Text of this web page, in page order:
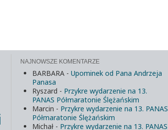
NAJNOWSZE KOMENTARZE
BARBARA - Upominek od Pana Andrzeja
Panasa
Ryszard - Przykre wydarzenie na 13.
PANAS Półmaratonie Ślężańskim
Marcin - Przykre wydarzenie na 13. PANAS
Półmaratonie Ślężańskim
Michał - Przykre wydarzenie na 13. PANAS